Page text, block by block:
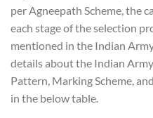
per Agneepath Scheme, the
each stage of the selection
mentioned in the Indian
details about the Indian
Pattern, Marking Scheme,
in the below table.